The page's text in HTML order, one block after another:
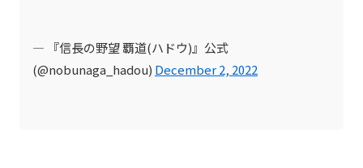
— 『信長の野望 覇道(ハドウ)』公式
(@nobunaga_hadou) December 2, 2022